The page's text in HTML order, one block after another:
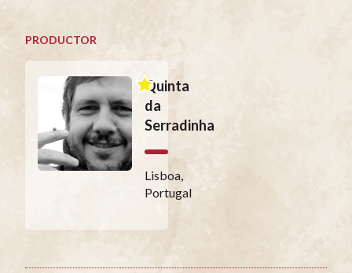
PRODUCTOR
Quinta
da
Serradinha
Lisboa,
Portugal